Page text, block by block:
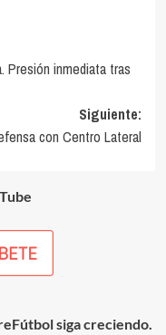
Presión inmediata tras
Siguiente:
con Centro Lateral
siga creciendo.